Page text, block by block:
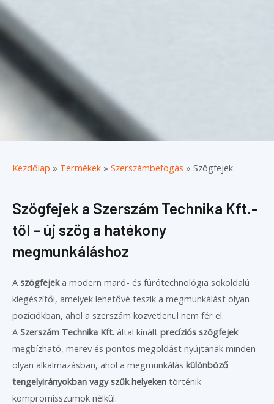
Kezdőlap » Termékek » Szerszámbefogás » Szögfejek
Szögfejek a Szerszám Technika Kft.-
től – új szög a hatékony
megmunkáláshoz
A szögfejeka modern maró- és fúrótechnológia sokoldalú
kiegészítői, amelyek lehetővé teszik a megmunkálást olyan
pozíciókban, ahol a szerszám közvetlenül nem fér el.
A Szerszám Technika Kft. által kínált precíziós szögfejek
megbízható, merev és pontos megoldást nyújtanak minden
olyan alkalmazásban, ahol a megmunkálás különböző
tengelyirányokban vagy szűk helyeken történik –
kompromisszumok nélkül.